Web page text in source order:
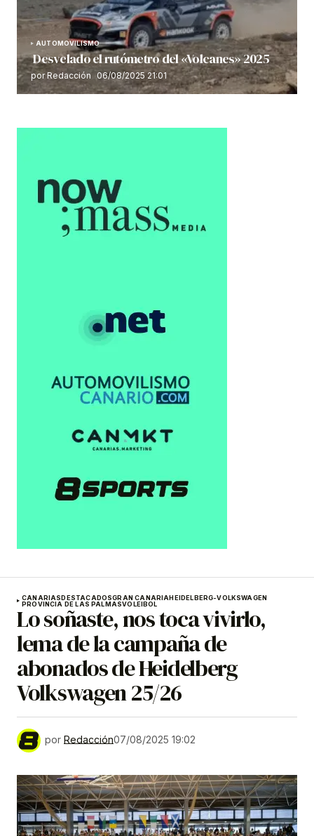
AUTOMOVILISMO
Desvelado el rutómetro del «Volcanes» 2025
por Redacción 06/08/2025 21:01
CANARIASDESTACADOSGRAN CANARIAHEIDELBERG-VOLKSWAGEN
PROVINCIA DE LAS PALMASVOLEIBOL
Lo soñaste, nos toca vivirlo,
lema de la campaña de
abonados de Heidelberg
Volkswagen 25/26
por Redacción07/08/2025 19:02